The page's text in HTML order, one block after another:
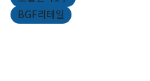
BGF리테일